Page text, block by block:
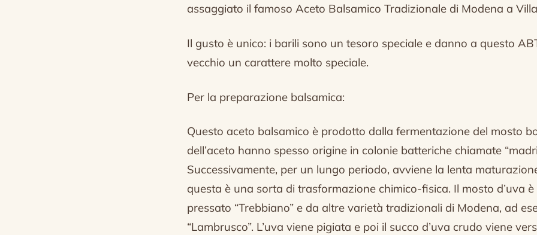
assaggiato il famoso Aceto Balsamico Tradizionale di Modena a
Il gusto è unico: i barili sono un tesoro speciale e danno a questo
vecchio un carattere molto speciale.
Per la preparazione balsamica:
Questo aceto balsamico è prodotto dalla fermentazione del mosto
dell’aceto hanno spesso origine in colonie batteriche chiamate
Successivamente, per un lungo periodo, avviene la lenta
questa è una sorta di trasformazione chimico-fisica. Il mosto d’uva
pressato “Trebbiano” e da altre varietà tradizionali di Modena, ad
“Lambrusco”. L’uva viene pigiata e poi il succo d’uva crudo viene